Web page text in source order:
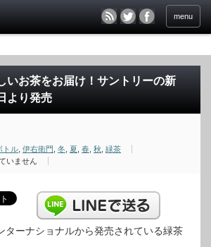
menu
いお茶をお届け！サントリーの新
より発売
トル 伊右衛門 冬 夏 春 秋 緑茶
いません
ターナショナルから発売されている緑茶